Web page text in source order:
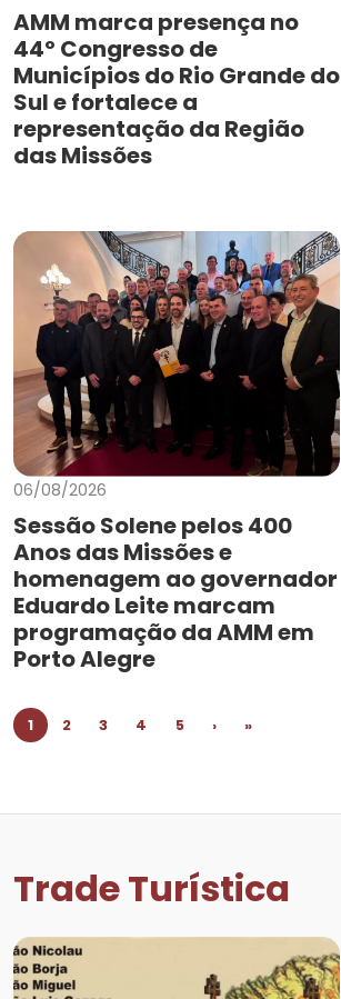
AMM marca presença no
44º Congresso de
Municípios do Rio Grande do
Sul e fortalece a
representação da Região
das Missões
06/08/2026
Sessão Solene pelos 400
Anos das Missões e
homenagem ao governador
Eduardo Leite marcam
programação da AMM em
Porto Alegre
1 2 3 4 5 › »
Trade Turística